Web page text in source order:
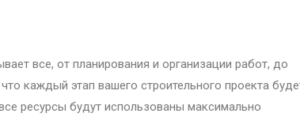
все, от планирования и организации работ, до
каждый этап вашего строительного проекта
ресурсы будут использованы максимально